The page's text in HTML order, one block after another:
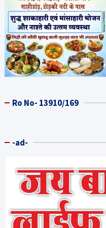
Ro No- 13910/169
-ad-